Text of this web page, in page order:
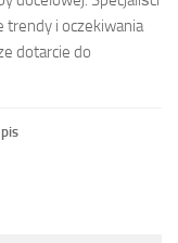
trendy i oczekiwania
dotarcie do